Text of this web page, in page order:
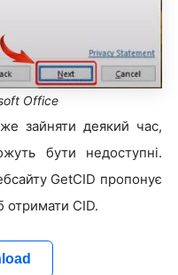
Office
зайняти деякий час,
бути недоступні.
GetCID пропонує
отримати CID.